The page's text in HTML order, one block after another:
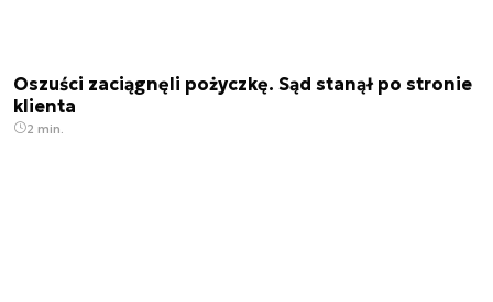
Oszuści zaciągnęli pożyczkę. Sąd stanął po stronie
klienta
2 min.